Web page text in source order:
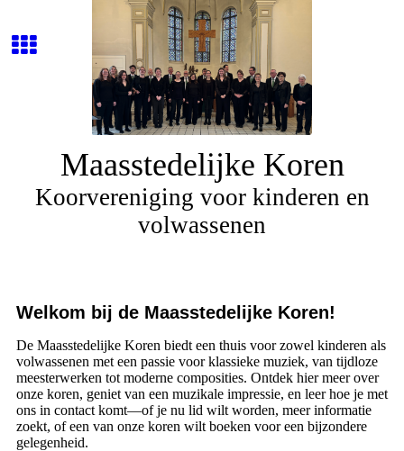
Maasstedelijke Koren
Koorvereniging voor kinderen en
volwassenen
Welkom bij de Maasstedelijke Koren!
De Maasstedelijke Koren biedt een thuis voor zowel kinderen als
volwassenen met een passie voor klassieke muziek, van tijdloze
meesterwerken tot moderne composities. Ontdek hier meer over
onze koren, geniet van een muzikale impressie, en leer hoe je met
ons in contact komt—of je nu lid wilt worden, meer informatie
zoekt, of een van onze koren wilt boeken voor een bijzondere
gelegenheid.